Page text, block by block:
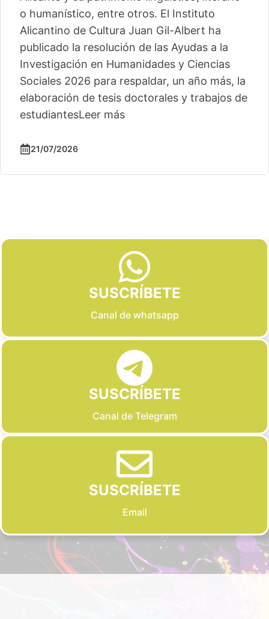
o humanístico, entre otros. El Instituto
Alicantino de Cultura Juan Gil-Albert ha
publicado la resolución de las Ayudas a la
Investigación en Humanidades y Ciencias
Sociales 2026 para respaldar, un año más, la
elaboración de tesis doctorales y trabajos de
estudiantesLeer más
21/07/2026
SUSCRÍBETE
Canal de whatsapp
SUSCRÍBETE
Canal de Telegram
SUSCRÍBETE
Email